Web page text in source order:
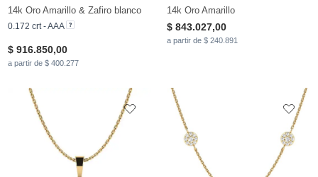
14k Oro Amarillo & Zafiro blanco
0.172 crt - AAA
$ 916.850,00
a partir de $ 400.277
14k Oro Amarillo
$ 843.027,00
a partir de $ 240.891